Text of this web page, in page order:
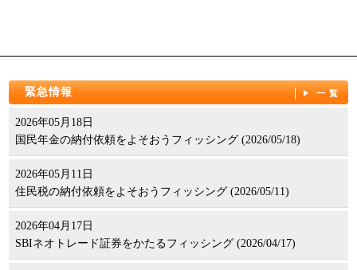
緊急情報 一覧
2026年05月18日
国民年金の納付依頼をよそおうフィッシング (2026/05/18)
2026年05月11日
住民税の納付依頼をよそおうフィッシング (2026/05/11)
2026年04月17日
SBIネオトレード証券をかたるフィッシング (2026/04/17)